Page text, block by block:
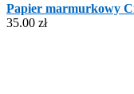
Papier marmurkowy
35.00 zł